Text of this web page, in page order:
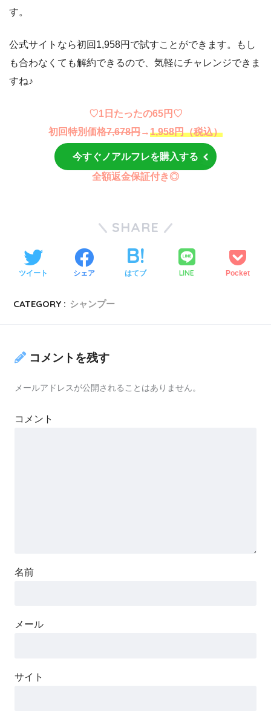
す。
公式サイトなら初回1,958円で試すことができます。もし
も合わなくても解約できるので、気軽にチャレンジできま
すね♪
♡1日たったの65円♡
初回特別価格7,678円→1,958円（税込）
今すぐノアルフレを購入する
全額返金保証付き◎
SHARE
ツイート シェア はてブ LINE Pocket
CATEGORY : シャンプー
コメントを残す
メールアドレスが公開されることはありません。
コメント
名前
メール
サイト